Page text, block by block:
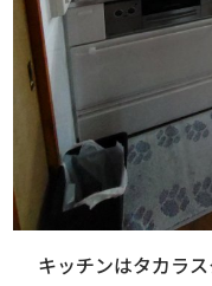
キッチンはタカラ